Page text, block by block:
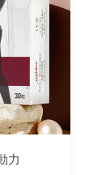
力